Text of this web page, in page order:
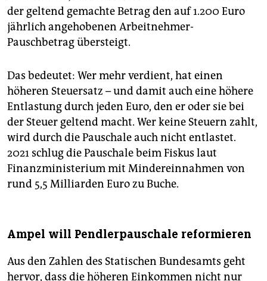
der geltend gemachte Betrag den auf 1.200 Euro
jährlich angehobenen Arbeitnehmer-
Pauschbetrag übersteigt.
Das bedeutet: Wer mehr verdient, hat einen
höheren Steuersatz – und damit auch eine höhere
Entlastung durch jeden Euro, den er oder sie bei
der Steuer geltend macht. Wer keine Steuern zahlt,
wird durch die Pauschale auch nicht entlastet.
2021 schlug die Pauschale beim Fiskus laut
Finanzministerium mit Mindereinnahmen von
rund 5,5 Milliarden Euro zu Buche.
Ampel will Pendlerpauschale reformieren
Aus den Zahlen des Statischen Bundesamts geht
hervor, dass die höheren Einkommen nicht nur